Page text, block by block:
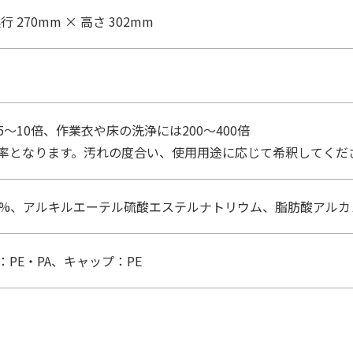
270mm × 高さ 302mm
10倍、作業衣や床の洗浄には200～400倍
なります。汚れの度合い、使用用途に応じて希釈してくだ
、アルキルエーテル硫酸エステルナトリウム、脂肪酸アルカ
PE・PA、キャップ：PE